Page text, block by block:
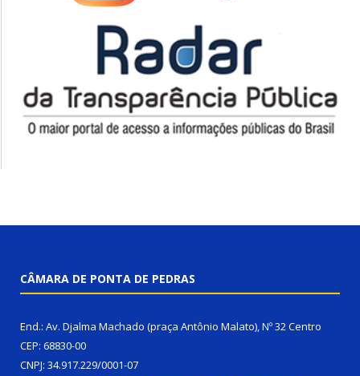
CÂMARA DE PONTA DE PEDRAS
End.: Av. Djalma Machado (praça Antônio Malato), Nº 32 Centro
CEP: 68830-00
CNPJ: 34.917.229/0001-07